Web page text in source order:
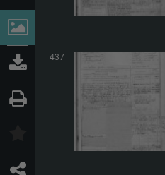
437